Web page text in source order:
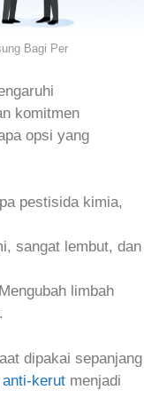
Bagi Per
komitmen
opsi yang
pestisida kimia,
sangat lembut, dan
Mengubah limbah
dipakai sepanjang
menjadi